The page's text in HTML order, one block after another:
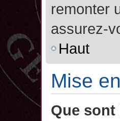
remonter
assurez-
Haut
Mise
Que sont